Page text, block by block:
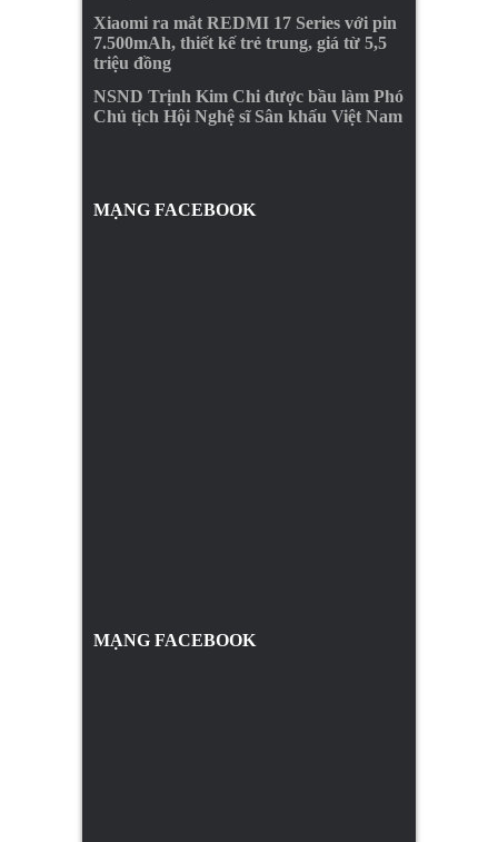
Xiaomi ra mắt REDMI 17 Series với pin
7.500mAh, thiết kế trẻ trung, giá từ 5,5
triệu đồng
NSND Trịnh Kim Chi được bầu làm Phó
Chủ tịch Hội Nghệ sĩ Sân khấu Việt Nam
MẠNG FACEBOOK
MẠNG FACEBOOK